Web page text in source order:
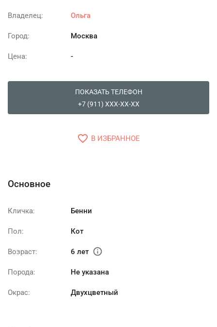
Владелец: Ольга
Город: Москва
Цена: -
ПОКАЗАТЬ ТЕЛЕФОН
+7 (911) XXX-XX-XX
favorite_border В ИЗБРАННОЕ
Основное
Кличка: Бенни
Пол: Кот
Возраст: 6 лет info
Порода: Не указана
Окрас: Двухцветный